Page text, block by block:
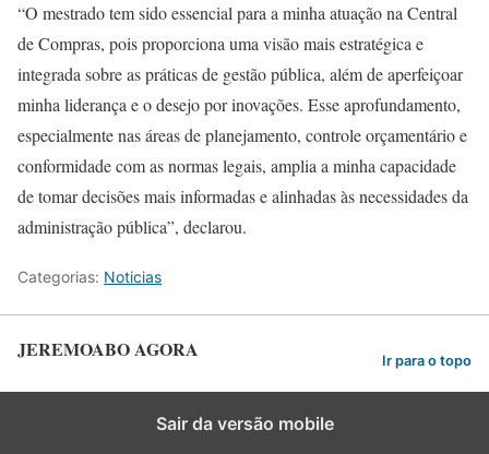
“O mestrado tem sido essencial para a minha atuação na Central
de Compras, pois proporciona uma visão mais estratégica e
integrada sobre as práticas de gestão pública, além de aperfeiçoar
minha liderança e o desejo por inovações. Esse aprofundamento,
especialmente nas áreas de planejamento, controle orçamentário e
conformidade com as normas legais, amplia a minha capacidade
de tomar decisões mais informadas e alinhadas às necessidades da
administração pública”, declarou.
Categorias: Noticias
JEREMOABO AGORA Ir para o topo
Sair da versão mobile